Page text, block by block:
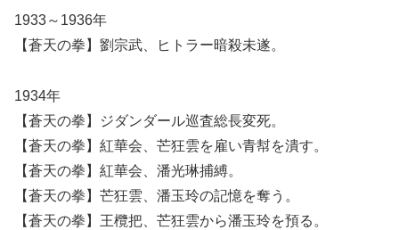
1933～1936年
【蒼天の拳】劉宗武、ヒトラー暗殺未遂。
1934年
【蒼天の拳】ジダンダール巡査総長変死。
【蒼天の拳】紅華会、芒狂雲を雇い青幇を潰す。
【蒼天の拳】紅華会、潘光琳捕縛。
【蒼天の拳】芒狂雲、潘玉玲の記憶を奪う。
【蒼天の拳】王欖把、芒狂雲から潘玉玲を預る。